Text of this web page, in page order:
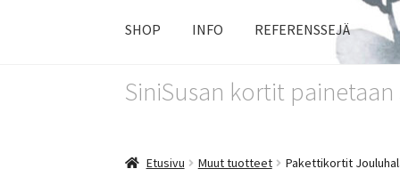
SHOP INFO REFERENSSEJÄ
SiniSusan kortit painetaan
Etusivu Muut tuotteet Pakettikortit